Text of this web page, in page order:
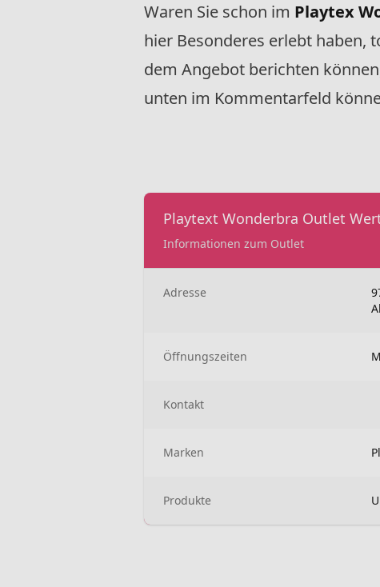
Waren Sie schon im Playtex
hier Besonderes erlebt haben,
dem Angebot berichten
unten im Kommentarfeld
Playtext Wonderbra Outlet
Informationen zum Outlet
Adresse
Öffnungszeiten
Kontakt
Marken
Produkte